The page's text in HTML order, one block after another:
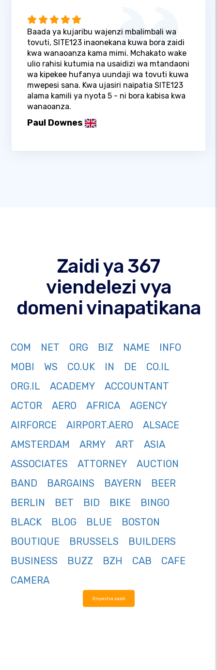
Baada ya kujaribu wajenzi mbalimbali wa
tovuti, SITE123 inaonekana kuwa bora zaidi
kwa wanaoanza kama mimi. Mchakato wake
ulio rahisi kutumia na usaidizi wa mtandaoni
wa kipekee hufanya uundaji wa tovuti kuwa
mwepesi sana. Kwa ujasiri naipatia SITE123
alama kamili ya nyota 5 - ni bora kabisa kwa
wanaoanza.
Paul Downes
Zaidi ya 367
viendelezi vya
domeni vinapatikana
COM NET ORG BIZ NAME
INFO
MOBI
WS CO.UK IN DE
CO.IL
ORG.IL
ACADEMY
ACCOUNTANT
ACTOR
AERO AFRICA
AGENCY
AIRFORCE
AIRPORT.AERO
ALSACE
AMSTERDAM
ARMY ART
ASIA
ASSOCIATES
ATTORNEY
AUCTION
BAND
BARGAINS BAYERN
BEER
BERLIN
BET BID BIKE
BINGO
BLACK
BLOG BLUE
BOSTON
BOUTIQUE
BRUSSELS
BUILDERS
BUSINESS
BUZZ BZH CAB
CAFE
CAMERA
Onyesha zaidi